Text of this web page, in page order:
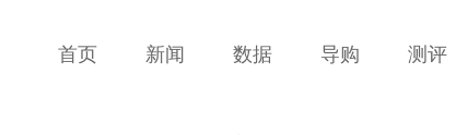
首页 新闻 数据 导购 测评